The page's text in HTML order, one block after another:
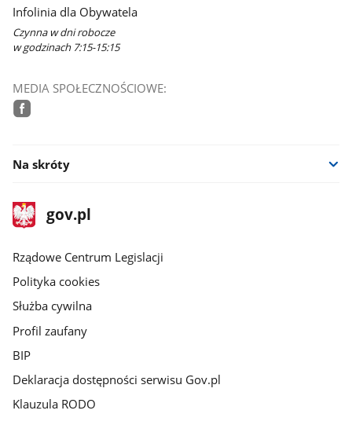
Infolinia dla Obywatela
Czynna w dni robocze
w godzinach 7:15-15:15
MEDIA SPOŁECZNOŚCIOWE:
Na skróty
stopka
gov.plStrona
gov.pl
Rządowe Centrum Legislacji
Polityka cookies
Służba cywilna
Profil zaufany
BIP
Deklaracja dostępności serwisu Gov.pl
Klauzula RODO